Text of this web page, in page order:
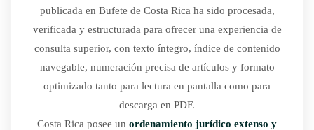
publicada en Bufete de Costa Rica ha sido procesada,
verificada y estructurada para ofrecer una experiencia de
consulta superior, con texto íntegro, índice de contenido
navegable, numeración precisa de artículos y formato
optimizado tanto para lectura en pantalla como para
descarga en PDF.
Costa Rica posee un ordenamiento jurídico extenso y